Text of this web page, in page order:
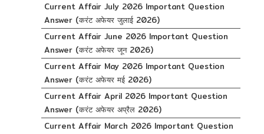
Current Affair July 2026 Important Question
Answer (करंट अफेयर जुलाई 2026)
Current Affair June 2026 Important Question
Answer (करंट अफेयर जून 2026)
Current Affair May 2026 Important Question
Answer (करंट अफेयर मई 2026)
Current Affair April 2026 Important Question
Answer (करंट अफेयर अप्रैल 2026)
Current Affair March 2026 Important Question